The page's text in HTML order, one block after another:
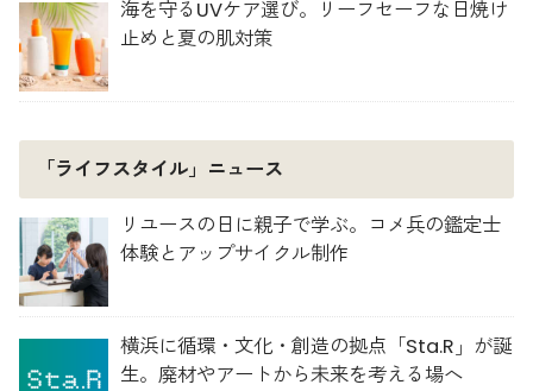
海を守るUVケア選び。リーフセーフな日焼け
止めと夏の肌対策
「ライフスタイル」ニュース
リユースの日に親子で学ぶ。コメ兵の鑑定士
体験とアップサイクル制作
横浜に循環・文化・創造の拠点「Sta.R」が誕
生。廃材やアートから未来を考える場へ